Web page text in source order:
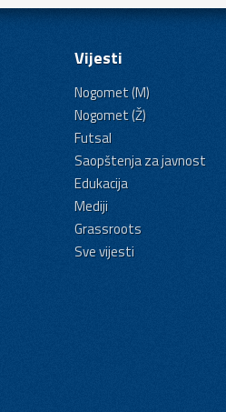
Vijesti
Nogomet (M)
Nogomet (Ž)
Futsal
Saopštenja za javnost
Edukacija
Mediji
Grassroots
Sve vijesti